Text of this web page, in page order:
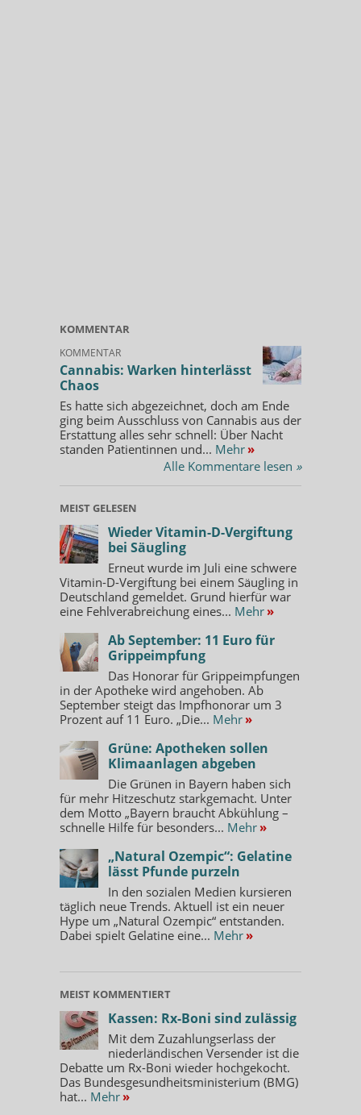
KOMMENTAR
KOMMENTAR
Cannabis: Warken hinterlässt
Chaos
Es hatte sich abgezeichnet, doch am Ende
ging beim Ausschluss von Cannabis aus der
Erstattung alles sehr schnell: Über Nacht
standen Patientinnen und... Mehr »
Alle Kommentare lesen »
MEIST GELESEN
Wieder Vitamin-D-Vergiftung
bei Säugling
Erneut wurde im Juli eine schwere
Vitamin-D-Vergiftung bei einem Säugling in
Deutschland gemeldet. Grund hierfür war
eine Fehlverabreichung eines... Mehr »
Ab September: 11 Euro für
Grippeimpfung
Das Honorar für Grippeimpfungen
in der Apotheke wird angehoben. Ab
September steigt das Impfhonorar um 3
Prozent auf 11 Euro. „Die... Mehr »
Grüne: Apotheken sollen
Klimaanlagen abgeben
Die Grünen in Bayern haben sich
für mehr Hitzeschutz starkgemacht. Unter
dem Motto „Bayern braucht Abkühlung –
schnelle Hilfe für besonders... Mehr »
„Natural Ozempic“: Gelatine
lässt Pfunde purzeln
In den sozialen Medien kursieren
täglich neue Trends. Aktuell ist ein neuer
Hype um „Natural Ozempic“ entstanden.
Dabei spielt Gelatine eine... Mehr »
MEIST KOMMENTIERT
Kassen: Rx-Boni sind zulässig
Mit dem Zuzahlungserlass der
niederländischen Versender ist die
Debatte um Rx-Boni wieder hochgekocht.
Das Bundesgesundheitsministerium (BMG)
hat... Mehr »